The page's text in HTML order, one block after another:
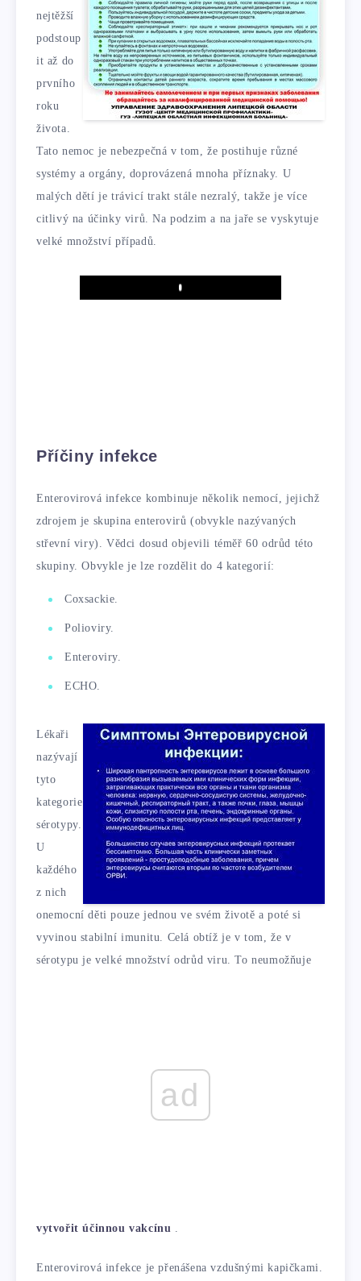
nejtěžší
podstoup
it až do
prvního
roku
života.
Tato nemoc je nebezpečná v tom, že postihuje různé
systémy a orgány, doprovázená mnoha příznaky. U
malých dětí je trávicí trakt stále nezralý, takže je více
citlivý na účinky virů. Na podzim a na jaře se vyskytuje
velké množství případů.
Play
Příčiny infekce
Enterovirová infekce kombinuje několik nemocí, jejichž
zdrojem je skupina enterovirů (obvykle nazývaných
střevní viry). Vědci dosud objevili téměř 60 odrůd této
skupiny. Obvykle je lze rozdělit do 4 kategorií:
Coxsackie.
Polioviry.
Enteroviry.
ECHO.
Lékaři
nazývají
tyto
kategorie
sérotypy.
U
každého
z nich
onemocní děti pouze jednou ve svém životě a poté si
vyvinou stabilní imunitu. Celá obtíž je v tom, že v
sérotypu je velké množství odrůd viru. To neumožňuje
ad
vytvořit účinnou vakcínu .
Enterovirová infekce je přenášena vzdušnými kapičkami.